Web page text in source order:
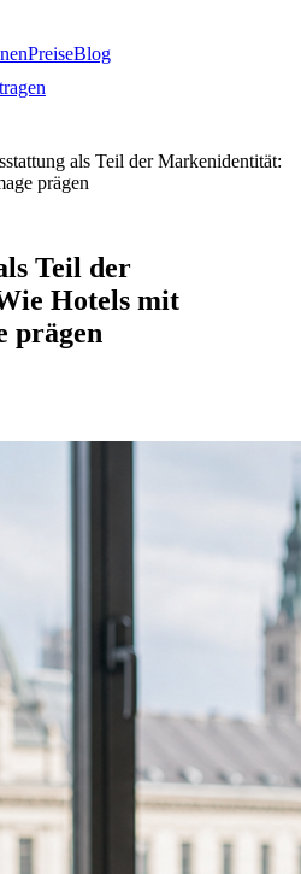
PreiseBlog
als Teil der Markenidentität:
prägen
Teil der
Hotels mit
prägen